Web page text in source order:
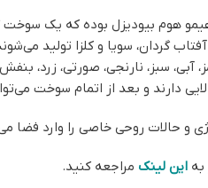
هوم بیودیزل بوده که یک
گردان، سویا و کلزا تولید
دارند و بعد از اتمام سوخت
و حالات روحی خاصی را وارد فضا
به این لینک مراجعه کنید.